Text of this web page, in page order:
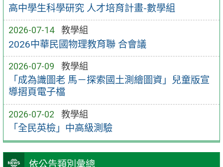
高中學生科學研究 人才培育計畫-數學組
2026-07-14 教學組
2026中華民國物理教育聯 合會議
2026-07-09 教學組
「成為識圖老 馬－探索國土測繪圖資」兒童版宣
導摺頁電子檔
2026-07-02 教學組
「全民英檢」中高級測驗
依公告類別彙總